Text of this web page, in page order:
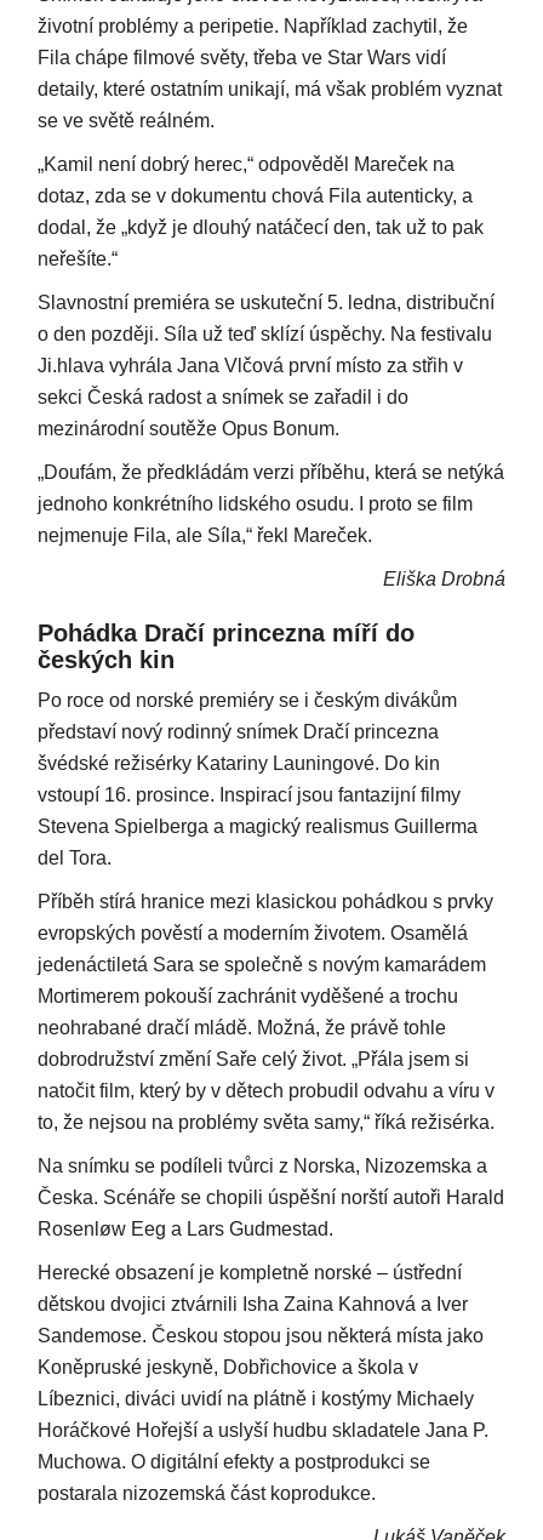
životní problémy a peripetie. Například zachytil, že
Fila chápe filmové světy, třeba ve Star Wars vidí
detaily, které ostatním unikají, má však problém vyznat
se ve světě reálném.
„Kamil není dobrý herec,“ odpověděl Mareček na
dotaz, zda se v dokumentu chová Fila autenticky, a
dodal, že „když je dlouhý natáčecí den, tak už to pak
neřešíte.“
Slavnostní premiéra se uskuteční 5. ledna, distribuční
o den později. Síla už teď sklízí úspěchy. Na festivalu
Ji.hlava vyhrála Jana Vlčová první místo za střih v
sekci Česká radost a snímek se zařadil i do
mezinárodní soutěže Opus Bonum.
„Doufám, že předkládám verzi příběhu, která se netýká
jednoho konkrétního lidského osudu. I proto se film
nejmenuje Fila, ale Síla,“ řekl Mareček.
Eliška Drobná
Pohádka Dračí princezna míří do
českých kin
Po roce od norské premiéry se i českým divákům
představí nový rodinný snímek Dračí princezna
švédské režisérky Katariny Launingové. Do kin
vstoupí 16. prosince. Inspirací jsou fantazijní filmy
Stevena Spielberga a magický realismus Guillerma
del Tora.
Příběh stírá hranice mezi klasickou pohádkou s prvky
evropských pověstí a moderním životem. Osamělá
jedenáctiletá Sara se společně s novým kamarádem
Mortimerem pokouší zachránit vyděšené a trochu
neohrabané dračí mládě. Možná, že právě tohle
dobrodružství změní Saře celý život. „Přála jsem si
natočit film, který by v dětech probudil odvahu a víru v
to, že nejsou na problémy světa samy,“ říká režisérka.
Na snímku se podíleli tvůrci z Norska, Nizozemska a
Česka. Scénáře se chopili úspěšní norští autoři Harald
Rosenløw Eeg a Lars Gudmestad.
Herecké obsazení je kompletně norské – ústřední
dětskou dvojici ztvárnili Isha Zaina Kahnová a Iver
Sandemose. Českou stopou jsou některá místa jako
Koněpruské jeskyně, Dobřichovice a škola v
Líbeznici, diváci uvidí na plátně i kostýmy Michaely
Horáčkové Hořejší a uslyší hudbu skladatele Jana P.
Muchowa. O digitální efekty a postprodukci se
postarala nizozemská část koprodukce.